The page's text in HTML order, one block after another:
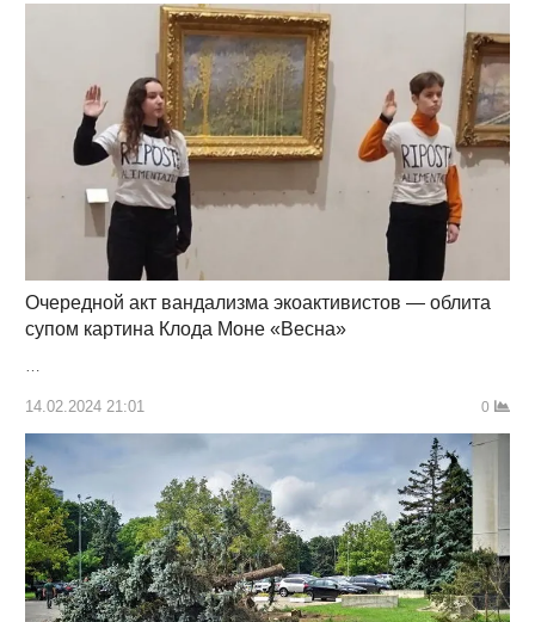
Очередной акт вандализма экоактивистов — облита
супом картина Клода Моне «Весна»
14.02.2024 21:01 0